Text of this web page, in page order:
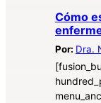
Cómo
Por: Dra.